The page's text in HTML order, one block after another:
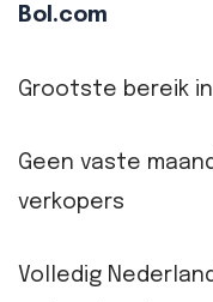
Bol.com
Grootste bereik
Geen vaste
verkopers
Volledig